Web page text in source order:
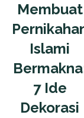
Membuat
Islami
7 Ide
Dekorasi